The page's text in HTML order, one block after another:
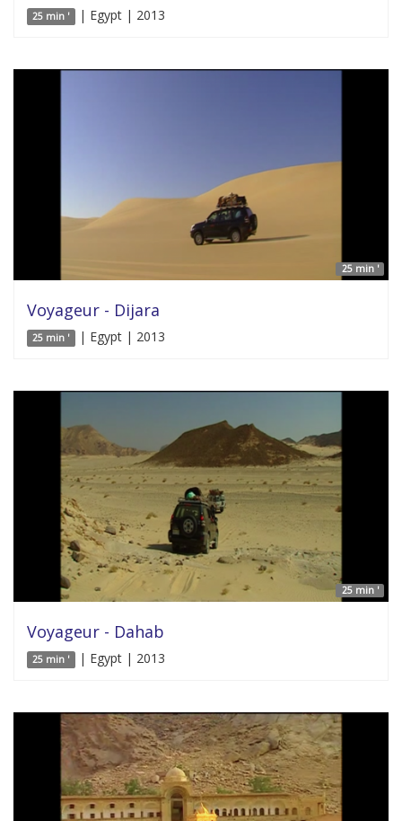
25 min ' | Egypt | 2013
25 min '
Voyageur - Dijara
25 min ' | Egypt | 2013
25 min '
Voyageur - Dahab
25 min ' | Egypt | 2013